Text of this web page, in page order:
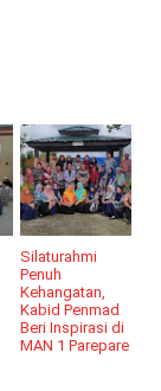
Silaturahmi
Penuh
Kehangatan,
Kabid Penmad
Beri Inspirasi di
MAN 1 Parepare